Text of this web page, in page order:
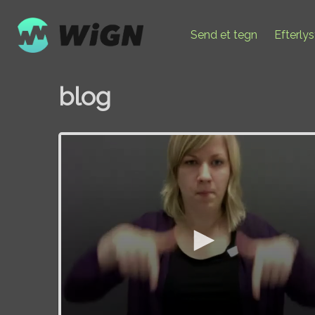
Send et tegn
blog